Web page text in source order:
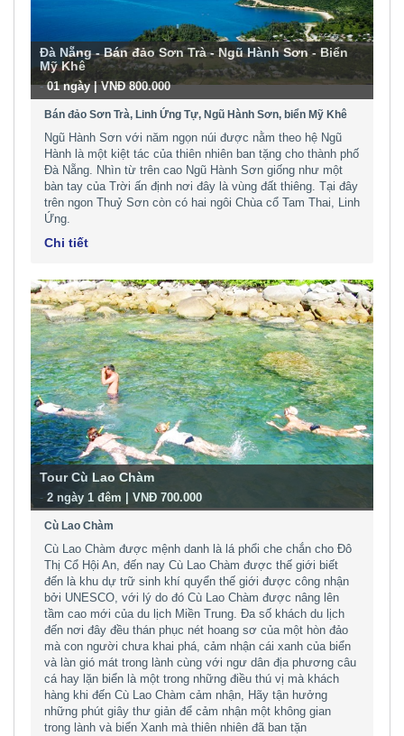
Đà Nẵng - Bán đảo Sơn Trà - Ngũ Hành Sơn - Biển
Mỹ Khê
-01 ngày | VNĐ 800.000
Bán đảo Sơn Trà, Linh Ứng Tự, Ngũ Hành Sơn, biển Mỹ Khê
Ngũ Hành Sơn với năm ngọn núi được nằm theo hệ Ngũ
Hành là một kiệt tác của thiên nhiên ban tặng cho thành phố
Đà Nẵng. Nhìn từ trên cao Ngũ Hành Sơn giống như một
bàn tay của Trời ấn định nơi đây là vùng đất thiêng. Tại đây
trên ngon Thuỷ Sơn còn có hai ngôi Chùa cổ Tam Thai, Linh
Ứng.
Chi tiết
Tour Cù Lao Chàm
- 2 ngày 1 đêm | VNĐ 700.000
Cù Lao Chàm
Cù Lao Chàm được mệnh danh là lá phổi che chắn cho Đô
Thị Cổ Hội An, đến nay Cù Lao Chàm được thế giới biết
đến là khu dự trữ sinh khí quyển thế giới được công nhận
bởi UNESCO, với lý do đó Cù Lao Chàm được nâng lên
tầm cao mới của du lịch Miền Trung. Đa số khách du lịch
đến nơi đây đều thán phục nét hoang sơ của một hòn đảo
mà con người chưa khai phá, cảm nhận cái xanh của biển
và làn gió mát trong lành cùng với ngư dân địa phương câu
cá hay lặn biển là một trong những điều thú vị mà khách
hàng khi đến Cù Lao Chàm cảm nhận, Hãy tận hưởng
những phút giây thư giản để cảm nhận một không gian
trong lành và biển Xanh mà thiên nhiên đã ban tặn